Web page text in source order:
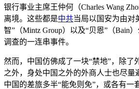
银行事业主席王仲何（Charles Wang
离境。这些都是中共当局以国安为由对
智”（Mintz Group）以及“贝恩”（Bain
调查的一连串事件。
然而，中国仿佛成了一块“禁地”，除了
之外，身处中国之外的外商人士也尽量
中国的差旅多半“能免则免”，或各有一